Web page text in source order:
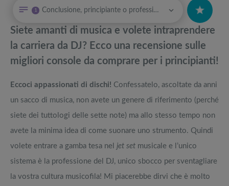
Qual è il miglior ukulele? Differenze e recensioni
Guida alla miglior batteria musicale a percussione per bambini
Attrezzi sportivi a metà prezzo Black Friday: Tapis roulant, cyclette,
Offerte robot aspirapolvere da non perdere nella Black Friday Week
1 Conclusione, principiante o professionista, per te un controller a prezzi imbattibili
Siete amanti di musica e volete intraprendere
la carriera da DJ? Ecco una recensione sulle
migliori console da comprare per i principianti!
Eccoci appassionati di dischi! Confessatelo, ascoltate da anni
un sacco di musica, non avete un genere di riferimento (perché
siete dei tuttologi delle sette note) ma allo stesso tempo non
avete la minima idea di come suonare uno strumento. Quindi
volete entrare a gamba tesa nel jet set musicale e l’unico
sistema è la professione del DJ, unico sbocco per sventagliare
la vostra cultura musicofila! Mi piacerebbe dirvi che è molto